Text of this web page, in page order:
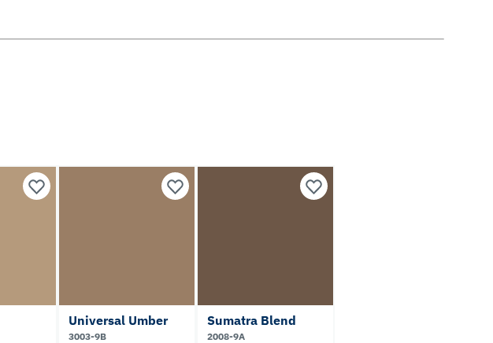
Universal Umber
3003-9B
Sumatra Blend
2008-9A